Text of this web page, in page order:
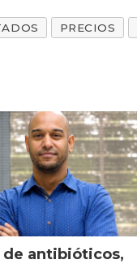
PRECIOS
antibióticos,